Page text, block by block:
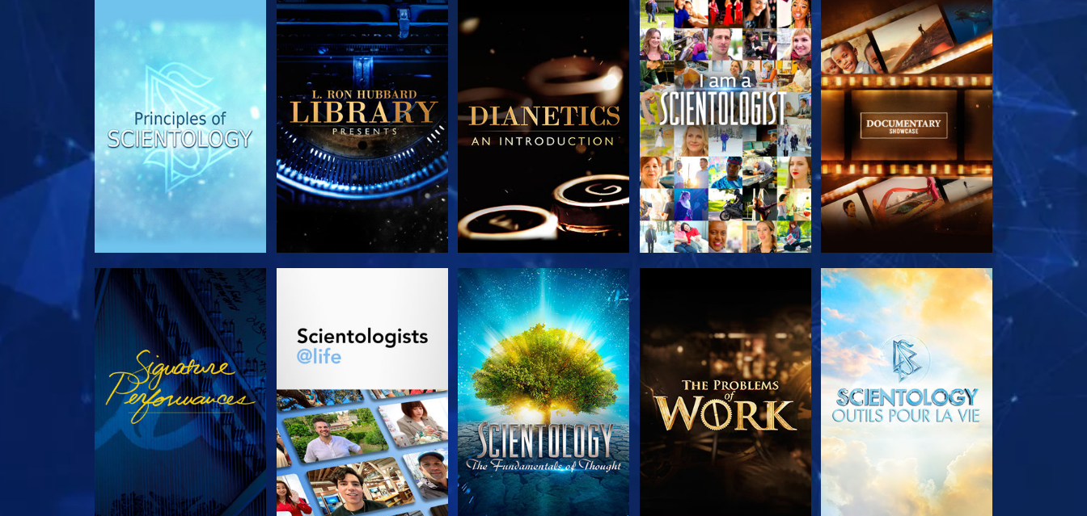
DÉCOUVRIR LES SÉRIES DÉCOUVRIR LES SÉRIES DÉCOUVRIR LES SÉRIES DÉCOUVRIR LES SÉRIES DÉCOUVRIR LES SÉRIES
REGARDER REGARDER DÉCOUVRIR LES SÉRIES DÉCOUVRIR LES SÉRIES